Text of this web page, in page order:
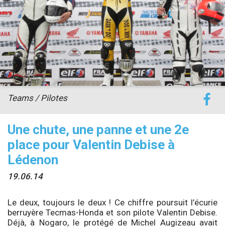
Une chute, une panne et une 2e
place pour Valentin Debise à
Lédenon
19.06.14
Teams / Pilotes
Le deux, toujours le deux ! Ce chiffre poursuit l’écurie
berruyère Tecmas-Honda et son pilote Valentin Debise.
Déjà, à Nogaro, le protégé de Michel Augizeau avait